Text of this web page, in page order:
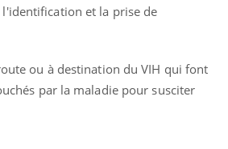
et la prise de
ou à destination du VIH qui font
par la maladie pour susciter